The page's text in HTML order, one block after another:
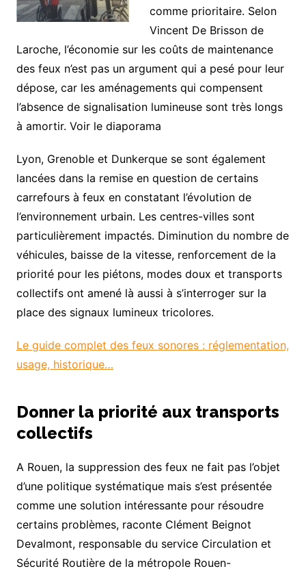
comme prioritaire. Selon
Vincent De Brisson de
Laroche, l’économie sur les coûts de maintenance
des feux n’est pas un argument qui a pesé pour leur
dépose, car les aménagements qui compensent
l’absence de signalisation lumineuse sont très longs
à amortir. Voir le diaporama
Lyon, Grenoble et Dunkerque se sont également
lancées dans la remise en question de certains
carrefours à feux en constatant l’évolution de
l’environnement urbain. Les centres-villes sont
particulièrement impactés. Diminution du nombre de
véhicules, baisse de la vitesse, renforcement de la
priorité pour les piétons, modes doux et transports
collectifs ont amené là aussi à s’interroger sur la
place des signaux lumineux tricolores.
Le guide complet des feux sonores : réglementation,
usage, historique…
Donner la priorité aux transports
collectifs
A Rouen, la suppression des feux ne fait pas l’objet
d’une politique systématique mais s’est présentée
comme une solution intéressante pour résoudre
certains problèmes, raconte Clément Beignot
Devalmont, responsable du service Circulation et
Sécurité Routière de la métropole Rouen-